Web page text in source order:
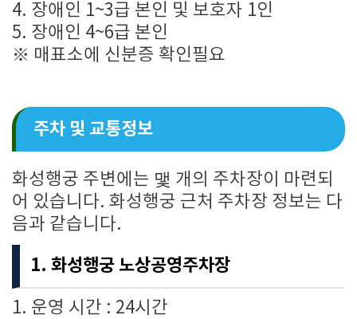
4. 장애인 1~3급 본인 및 보호자 1인
5. 장애인 4~6급 본인
※ 매표소에 신분증 확인필요
주차 및 교통정보
화성행궁 주변에는 맻 개의 주차장이 마련되
어 있습니다. 화성행궁 근처 주차장 정보는 다
음과 같습니다.
1. 화성행궁 노상공영주차장
1. 운영 시간 : 24시간